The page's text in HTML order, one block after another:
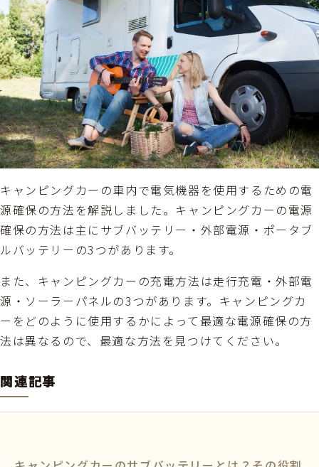
キャンピングカーの車内で電気機器を使用するための電
源確保の方法を解説しました。キャンピングカーの電源
確保の方法は主にサブバッテリー・外部電源・ポータブ
ルバッテリーの3つがあります。
また、キャンピングカーの充電方法は走行充電・外部電
源・ソーラーパネルの3つがあります。キャンピングカ
ーをどのように使用するかによって最適な電源確保の方
法は異なるので、最適な方法を見つけてください。
関連記事